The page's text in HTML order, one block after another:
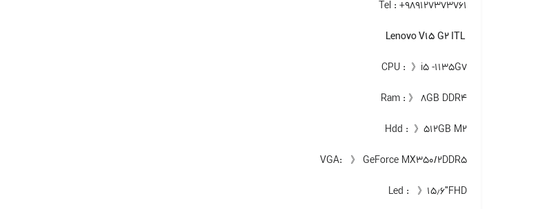
Tel : +989127373761
CPU : 》i5 -1135G7
Ram : 》 ۸GB DDR4
Hdd : 》۵۱۲GB M2
VGA: 》 GeForce MX350/2DDR5
Led : 》۱۵٫۶″FHD